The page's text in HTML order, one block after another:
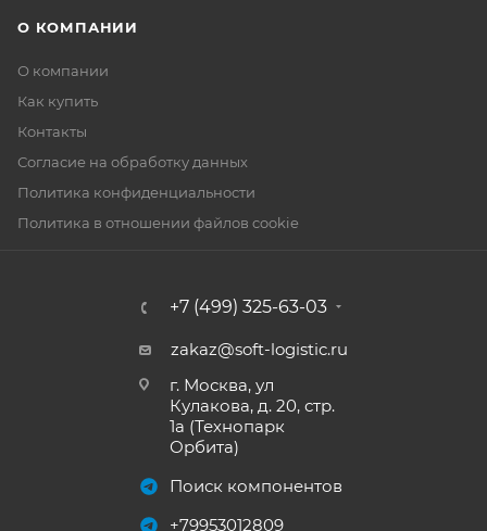
О КОМПАНИИ
О компании
Как купить
Контакты
Согласие на обработку данных
Политика конфиденциальности
Политика в отношении файлов cookie
+7 (499) 325-63-03
zakaz@soft-logistic.ru
г. Москва, ул
Кулакова, д. 20, стр.
1а (Технопарк
Орбита)
Поиск компонентов
+79953012809